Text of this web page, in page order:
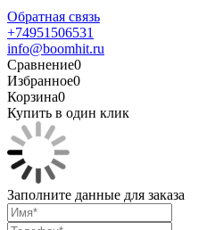
Обратная связь
+74951506531
info@boomhit.ru
Сравнение0
Избранное0
Корзина0
Купить в один клик
Заполните данные для заказа